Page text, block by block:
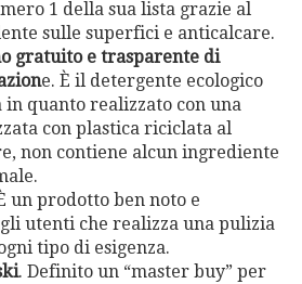
1 della sua lista grazie al
sulle superfici e anticalcare.
gratuito e trasparente di
e. È il detergente ecologico
in quanto realizzato con una
con plastica riciclata al
non contiene alcun ingrediente
un prodotto ben noto e
utenti che realizza una pulizia
tipo di esigenza.
. Definito un “master buy” per